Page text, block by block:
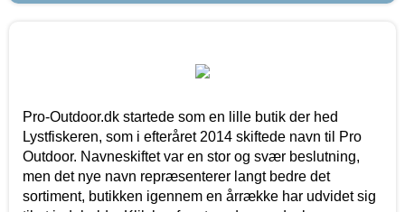
Pro-Outdoor.dk startede som en lille butik der hed
Lystfiskeren, som i efteråret 2014 skiftede navn til Pro
Outdoor. Navneskiftet var en stor og svær beslutning,
men det nye navn repræsenterer langt bedre det
sortiment, butikken igennem en årrække har udvidet sig